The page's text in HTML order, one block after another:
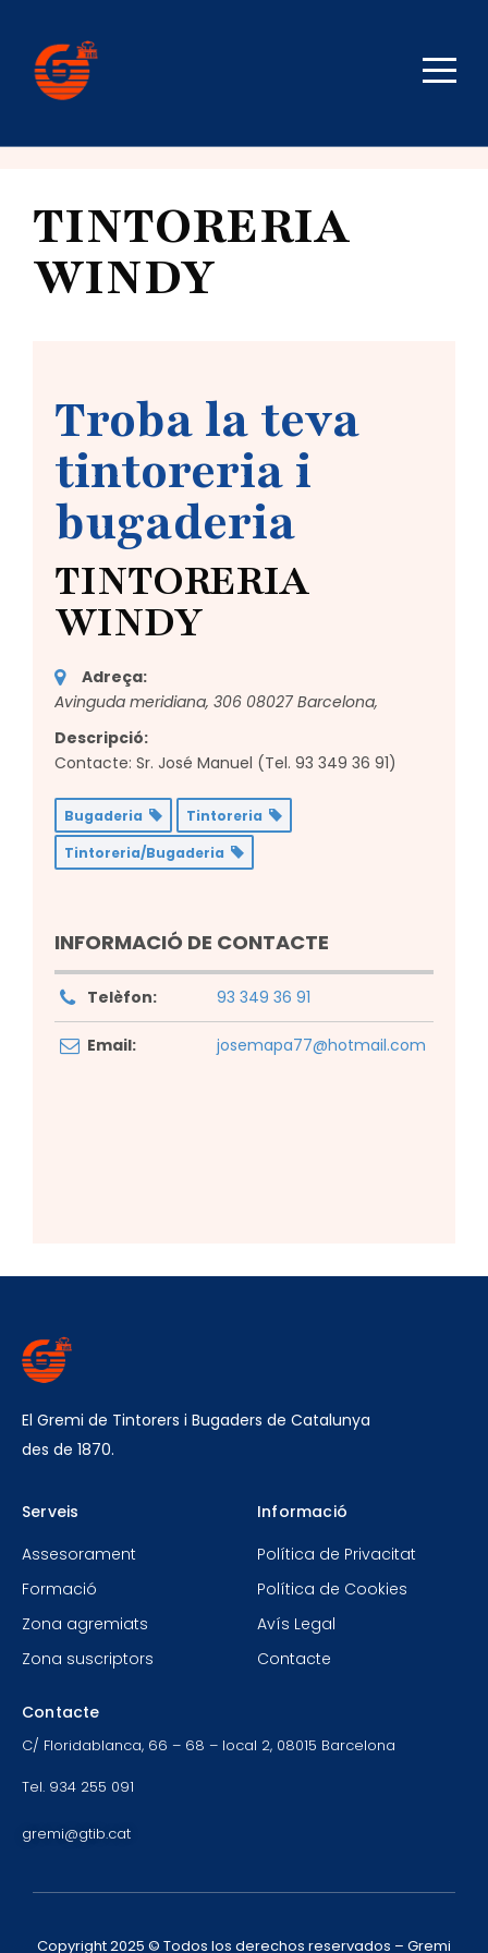
TINTORERIA
WINDY
Troba la teva
tintoreria i
bugaderia
TINTORERIA
WINDY
Adreça:
Avinguda meridiana, 306 08027 Barcelona,
Descripció:
Contacte: Sr. José Manuel (Tel. 93 349 36 91)
Bugaderia
Tintoreria
Tintoreria/Bugaderia
INFORMACIÓ DE CONTACTE
Telèfon: 93 349 36 91
Email: josemapa77@hotmail.com
El Gremi de Tintorers i Bugaders de Catalunya
des de 1870.
Serveis
Assesorament
Formació
Zona agremiats
Zona suscriptors
Informació
Política de Privacitat
Política de Cookies
Avís Legal
Contacte
Contacte
C/ Floridablanca, 66 – 68 – local 2, 08015 Barcelona
Tel. 934 255 091
gremi@gtib.cat
Copyright 2025 © Todos los derechos reservados – Gremi